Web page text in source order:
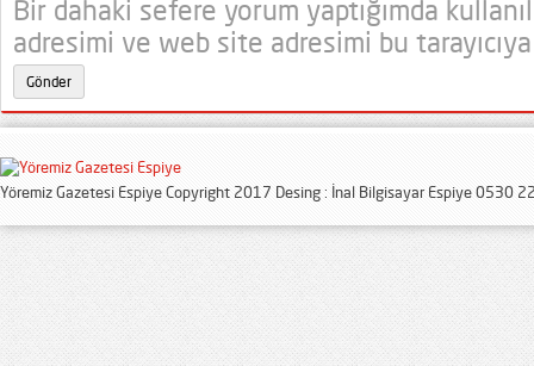
Bir dahaki sefere yorum yaptığımda
adresimi ve web site adresimi bu
Yöremiz Gazetesi Espiye Copyright 2017 Desing : İnal Bilgisayar Espiye 0530